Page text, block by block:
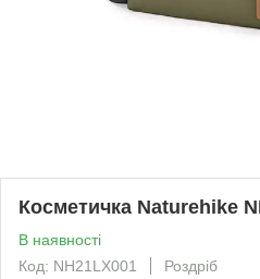
Косметичка Naturehike
В наявності
Код: NH21LX001
Роздріб